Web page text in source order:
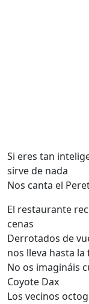
Si eres tan
sirve de nada
Nos canta el
El restaurante
cenas
Derrotados de
nos lleva hasta la
No os imagináis
Coyote Dax
Los vecinos